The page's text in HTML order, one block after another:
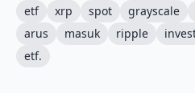
etf xrp spot grayscale
arus
masuk ripple
etf.